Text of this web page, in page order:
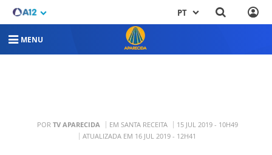
PT
MENU
POR TV APARECIDA EM SANTA RECEITA
15 JUL 2019 - 10H49
ATUALIZADA EM 16 JUL 2019 - 12H41